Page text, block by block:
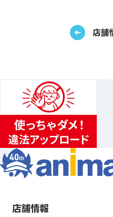
店舗
店舗情報